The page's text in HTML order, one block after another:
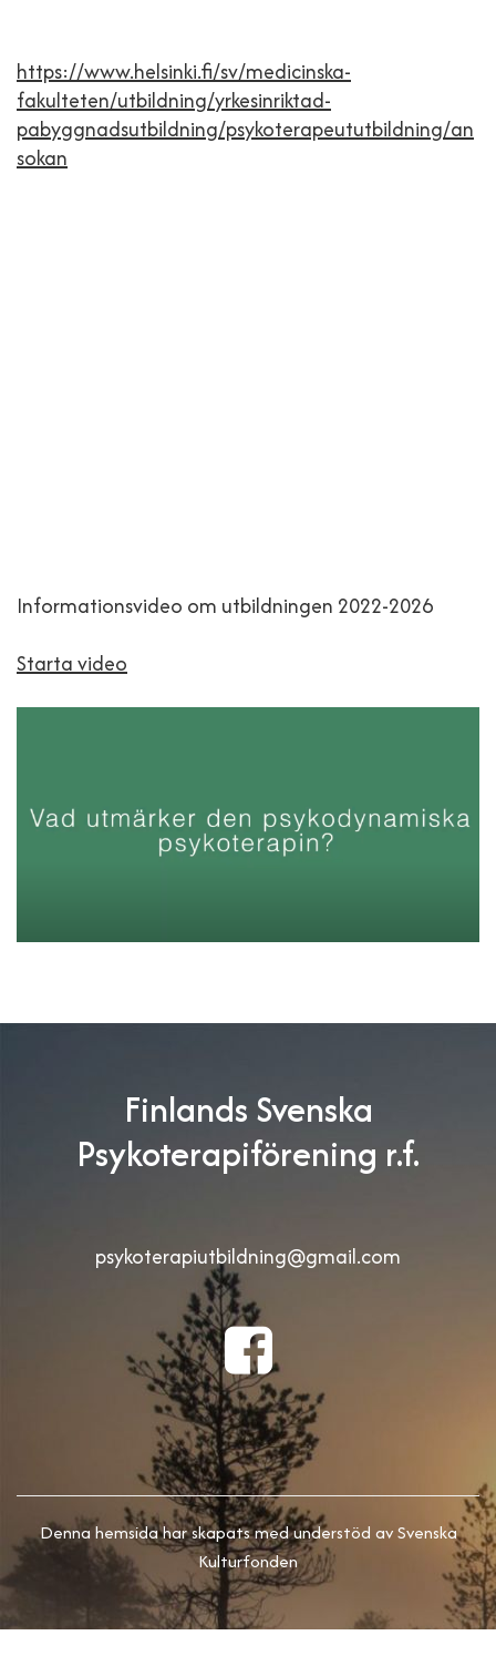
https://www.helsinki.fi/sv/medicinska-
fakulteten/utbildning/yrkesinriktad-
pabyggnadsutbildning/psykoterapeututbildning/an
sokan
Informationsvideo om utbildningen 2022-2026
Starta video
Finlands Svenska
Psykoterapiförening r.f.
psykoterapiutbildning@gmail.com
Denna hemsida har skapats med understöd av Svenska
Kulturfonden